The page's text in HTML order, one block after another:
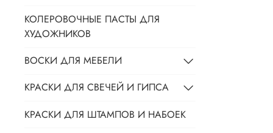
КОЛЕРОВОЧНЫЕ ПАСТЫ ДЛЯ
ХУДОЖНИКОВ
ВОСКИ ДЛЯ МЕБЕЛИ
КРАСКИ ДЛЯ СВЕЧЕЙ И ГИПСА
КРАСКИ ДЛЯ ШТАМПОВ И НАБОЕК